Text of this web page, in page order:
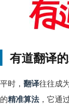
有道翻译
平时， 翻译往往成
的精准算法，它通